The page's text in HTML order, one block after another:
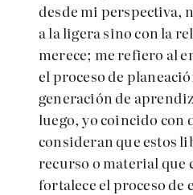
desde mi perspectiva,
a la ligera sino con la
merece; me refiero al
el proceso de
generación de
luego, yo coincido con
consideran que estos
recurso o material que
fortalece el proceso de